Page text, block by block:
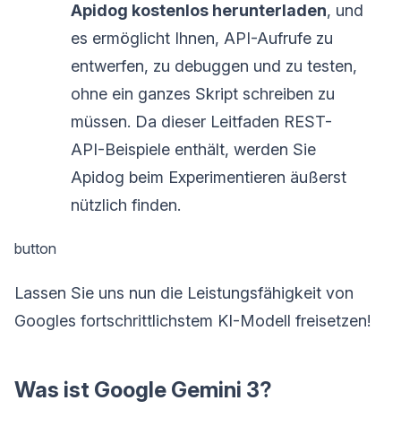
Apidog kostenlos herunterladen, und
es ermöglicht Ihnen, API-Aufrufe zu
entwerfen, zu debuggen und zu testen,
ohne ein ganzes Skript schreiben zu
müssen. Da dieser Leitfaden REST-
API-Beispiele enthält, werden Sie
Apidog beim Experimentieren äußerst
nützlich finden.
button
Lassen Sie uns nun die Leistungsfähigkeit von
Googles fortschrittlichstem KI-Modell freisetzen!
Was ist Google Gemini 3?